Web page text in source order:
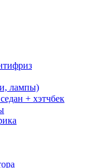
лампы)
+ хэтчбек